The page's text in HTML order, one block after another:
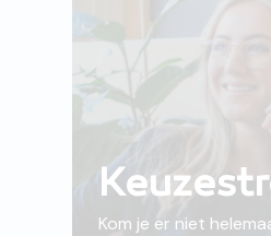
Kom je er niet